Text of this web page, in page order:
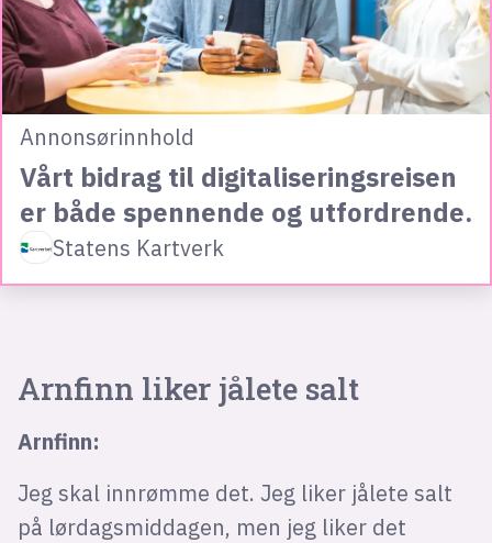
Annonsørinnhold
Vårt bidrag til digitaliseringsreisen
er både spennende og utfordrende.
Statens Kartverk
Arnfinn liker jålete salt
Arnfinn:
Jeg skal innrømme det. Jeg liker jålete salt
på lørdagsmiddagen, men jeg liker det